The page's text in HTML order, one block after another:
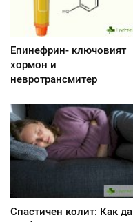
Епинефрин- ключовият
хормон и
невротрансмитер
Спастичен колит: Как да